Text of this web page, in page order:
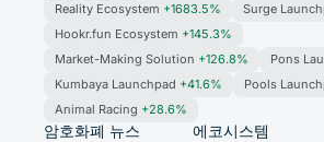
Reality Ecosystem +1683.5% Surge
Hookr.fun Ecosystem +145.3%
Market-Making Solution +126.8% Pons
Kumbaya Launchpad +41.6% Pools
Animal Racing +28.6%
암호화폐 뉴스 에코시스템